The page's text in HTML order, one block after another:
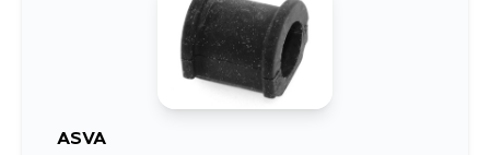
382
ASVA